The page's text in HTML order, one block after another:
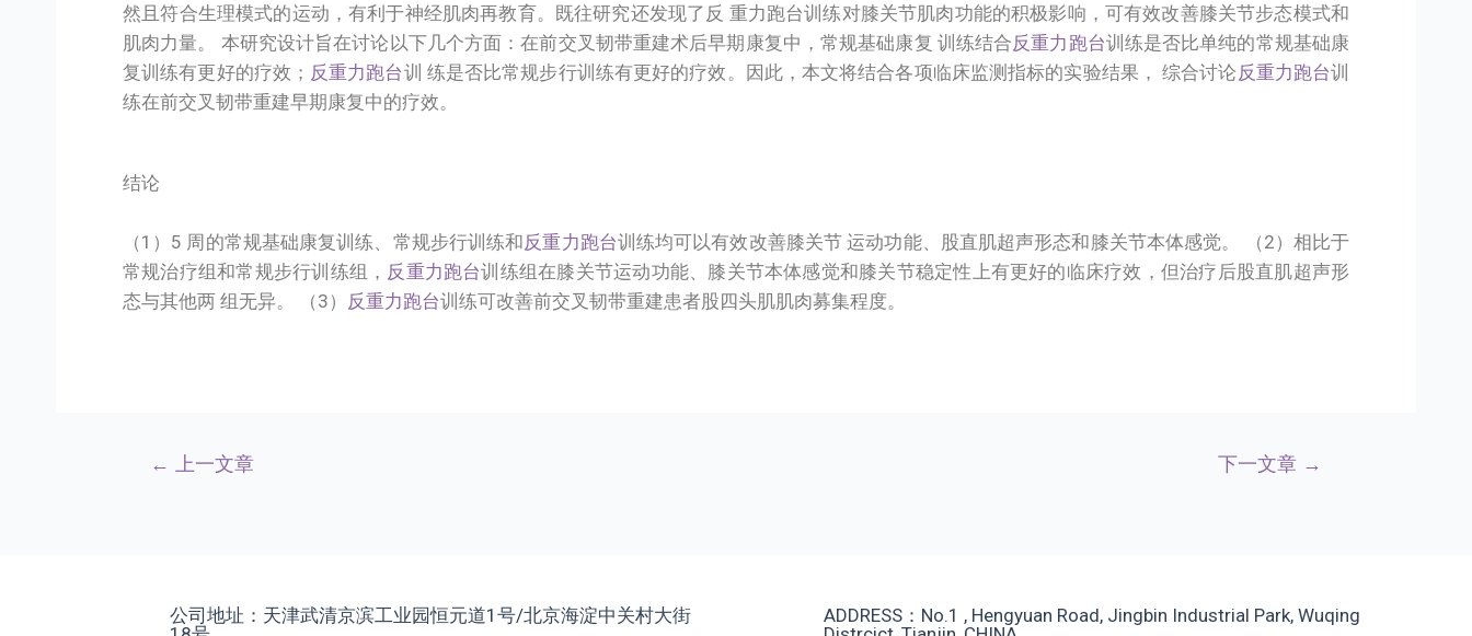
然且符合生理模式的运动，有利于神经肌肉再教育。既往研究还发现了反 重力跑台训练对膝关节肌肉功能的积极影响，可有效改善膝关节步态模式和
肌肉力量。 本研究设计旨在讨论以下几个方面：在前交叉韧带重建术后早期康复中，常规基础康复 训练结合反重力跑台训练是否比单纯的常规基础康
复训练有更好的疗效； 反重力跑台训 练是否比常规步行训练有更好的疗效。因此，本文将结合各项临床监测指标的实验结果， 综合讨论 反重力跑台训
练在前交叉韧带重建早期康复中的疗效。
结论
（1）5 周的常规基础康复训练、常规步行训练和反重力跑台训练均可以有效改善膝关节 运动功能、股直肌超声形态和膝关节本体感觉。 （2）相比于
常规治疗组和常规步行训练组， 反重力跑台训练组在膝关节运动功能、膝关节本体感觉和膝关节稳定性上有更好的临床疗效，但治疗后股直肌超声形
态与其他两 组无异。 （3） 反重力跑台训练可改善前交叉韧带重建患者股四头肌肌肉募集程度。
← 上一文章 下一文章 →
公司地址：天津武清京滨工业园恒元道1号/北京海淀中关村大街
ADDRESS：No.1 , Hengyuan Road, Jingbin Industrial Park, Wuqing